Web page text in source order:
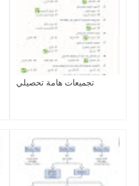
تجميعات هامة تحصيلي